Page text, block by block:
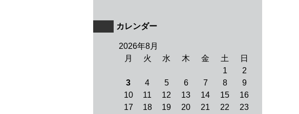
カレンダー
2026年8月
月
火 水 木 金 土
日
1
2
3
4 5 6 7 8
9
10
11 12 13 14 15
16
17
18 19 20 21 22
23